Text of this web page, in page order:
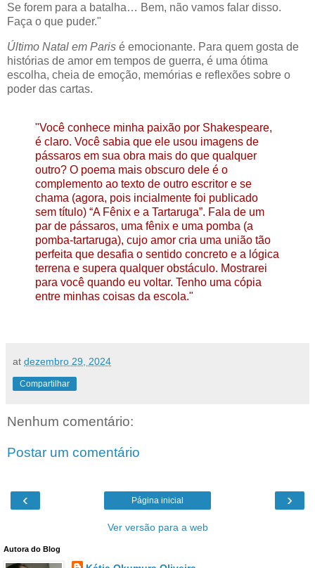
Se forem para a batalha… Bem, não vamos falar disso.
Faça o que puder."
Último Natal em Paris é emocionante. Para quem gosta de
histórias de amor em tempos de guerra, é uma ótima
escolha, cheia de emoção, memórias e reflexões sobre o
poder das cartas.
"Você conhece minha paixão por Shakespeare,
é claro. Você sabia que ele usou imagens de
pássaros em sua obra mais do que qualquer
outro? O poema mais obscuro dele é o
complemento ao texto de outro escritor e se
chama (agora, pois incialmente foi publicado
sem título) “A Fênix e a Tartaruga”. Fala de um
par de pássaros, uma fênix e uma pomba (a
pomba-tartaruga), cujo amor cria uma união tão
perfeita que desafia o sentido concreto e a lógica
terrena e supera qualquer obstáculo. Mostrarei
para você quando eu voltar. Tenho uma cópia
entre minhas coisas da escola."
at dezembro 29, 2024
Compartilhar
Nenhum comentário:
Postar um comentário
‹ ›
Página inicial
Ver versão para a web
Autora do Blog